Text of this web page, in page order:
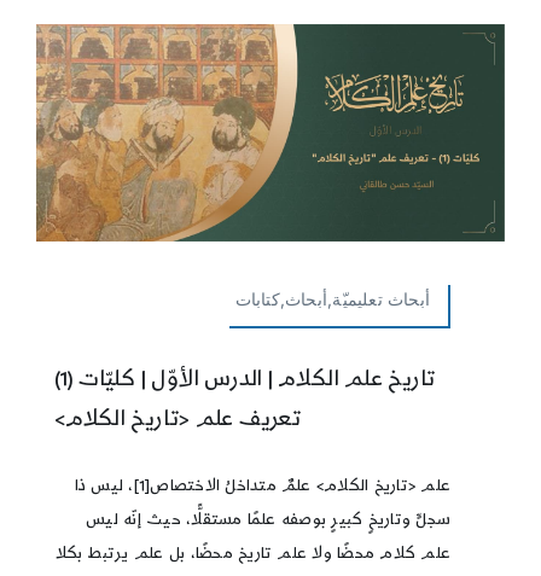
أبحاث تعليميّة,أبحاث,كتابات
تاريخ علم الكلام | الدرس الأوّل | كليّات (1)
تعريف علم <تاريخ الكلام>
علم <تاريخ الكلام> علمٌ متداخلُ الاختصاص[1]، ليس ذا
سجلٍّ وتاريخٍ كبيرٍ بوصفه علمًا مستقلًّا، حيث إنّه ليس
علم كلام محضًا ولا علم تاريخ محضًا، بل علم يرتبط بكلا